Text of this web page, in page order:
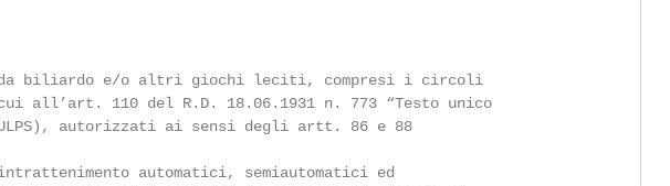
biliardo e/o altri giochi leciti, compresi i circoli
110 del R.D. 18.06.1931 n. 773 “Testo unico
autorizzati ai sensi degli artt. 86 e 88
automatici, semiautomatici ed